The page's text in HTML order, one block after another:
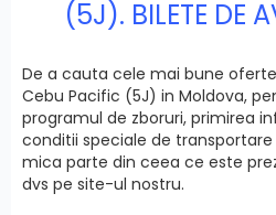
(5J). BILETE DE
De a cauta cele mai bune
Cebu Pacific (5J) in Moldova,
programul de zboruri, primirea
conditii speciale de
mica parte din ceea ce este
dvs pe site-ul nostru.